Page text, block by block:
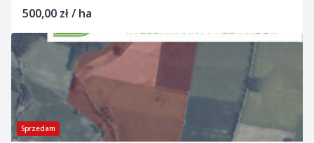
500,00 zł / ha
Sprzedam